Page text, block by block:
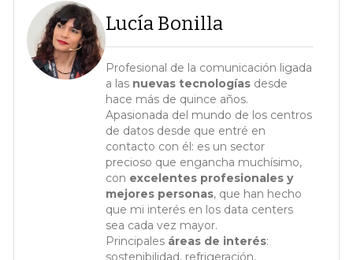
Lucía Bonilla
Profesional de la comunicación ligada
a las nuevas tecnologías desde
hace más de quince años.
Apasionada del mundo de los centros
de datos desde que entré en
contacto con él: es un sector
precioso que engancha muchísimo,
con excelentes profesionales y
mejores personas, que han hecho
que mi interés en los data centers
sea cada vez mayor.
Principales áreas de interés:
sostenibilidad, refrigeración,